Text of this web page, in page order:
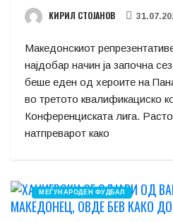
КИРИЛ СТОЈАНОВ
Македонскиот
најдобар начин ја започна
беше еден од хероите на
во третото квалификациско
Конференциската лига.
натпреварот како
МЕЃУНАРОДЕН ФУДБАЛ